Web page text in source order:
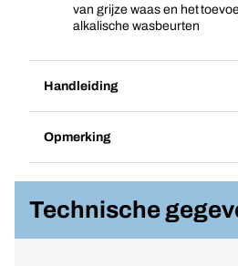
van grijze waas en het
alkalische wasbeurten
Handleiding
Opmerking
Technische